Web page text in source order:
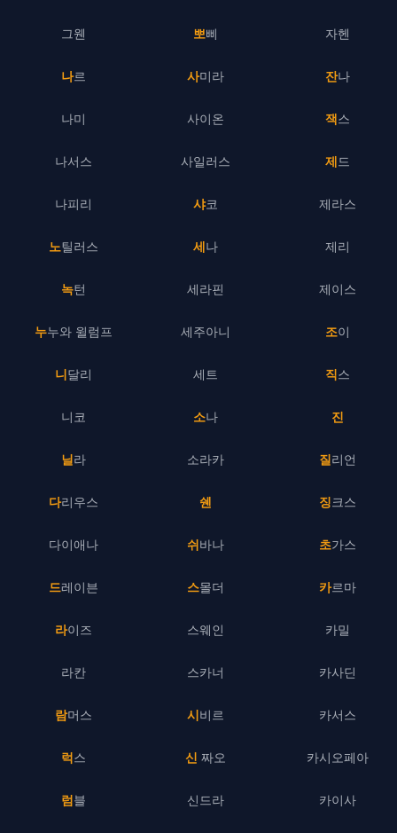
그웬
나르
나미
나서스
나피리
노틸러스
녹턴
누누와 윌럼프
니달리
니코
닐라
다리우스
다이애나
드레이븐
라이즈
라칸
람머스
럭스
럼블
뽀삐
사미라
사이온
사일러스
샤코
세나
세라핀
세주아니
세트
소나
소라카
쉔
쉬바나
스몰더
스웨인
스카너
시비르
신 짜오
신드라
자헨
잔나
잭스
제드
제라스
제리
제이스
조이
직스
진
질리언
징크스
초가스
카르마
카밀
카사딘
카서스
카시오페아
카이사